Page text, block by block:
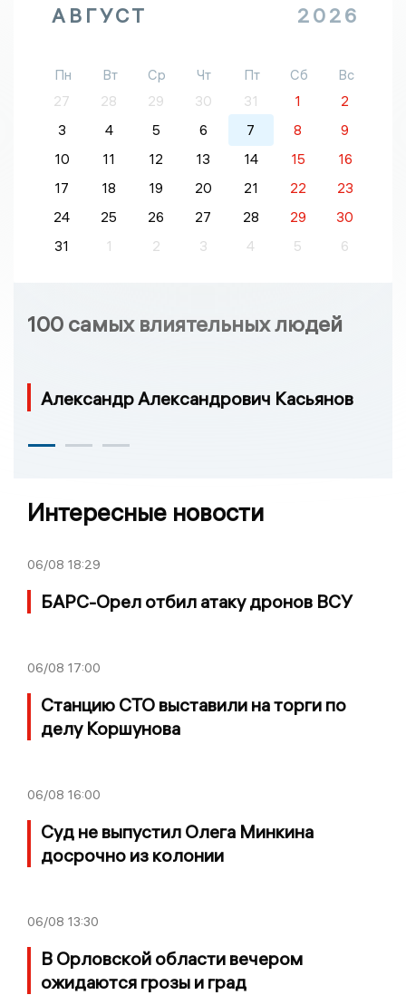
АВГУСТ 2026
Пн Вт Ср Чт Пт Сб
Вс
27
28 29 30 31 1
2
3
4 5 6 7 8
9
10
11 12 13 14 15
16
17
18 19 20 21 22
23
24
25 26 27 28 29
30
31
1 2 3 4 5 6
100 самых влиятельных людей
Александр Александрович Касьянов
Интересные новости
06/08 18:29
БАРС-Орел отбил атаку дронов ВСУ
06/08 17:00
Станцию СТО выставили на торги по
делу Коршунова
06/08 16:00
Суд не выпустил Олега Минкина
досрочно из колонии
06/08 13:30
В Орловской области вечером
ожидаются грозы и град